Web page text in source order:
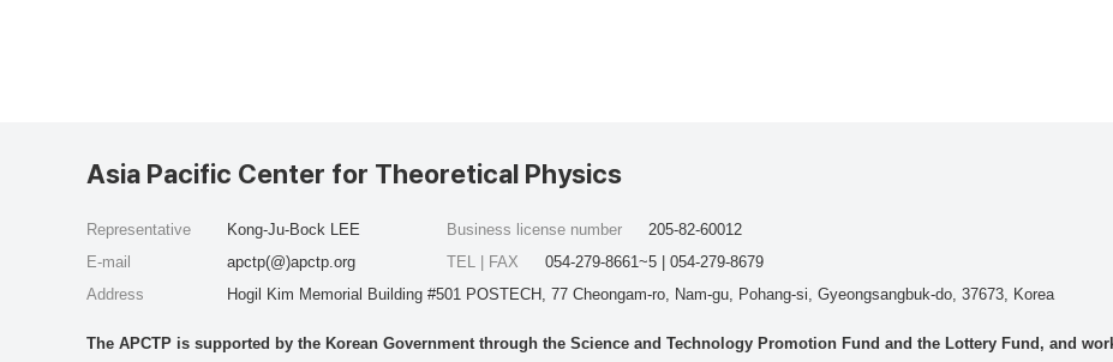
Asia Pacific Center for Theoretical Physics
Representative
Kong-Ju-Bock LEE
E-mail
apctp(@)apctp.org
Address
Hogil Kim Memorial Building #501 POSTECH, 77 Cheongam-ro, Nam-gu, Pohang-si, Gyeongsangbuk-do, 37673, Korea
Business license number
205-82-60012
TEL | FAX
054-279-8661~5 | 054-279-8679
The APCTP is supported by the Korean Government through the Science and Technology Promotion Fund and the Lottery Fund, and